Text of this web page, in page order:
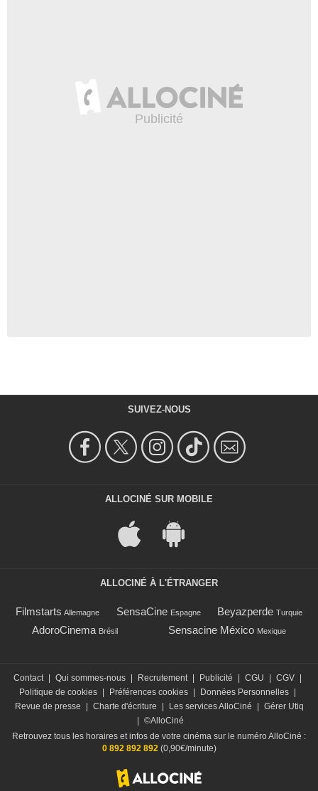
SUIVEZ-NOUS
ALLOCINÉ SUR MOBILE
ALLOCINÉ À L'ÉTRANGER
Filmstarts Allemagne SensaCine Espagne Beyazperde Turquie
AdoroCinema Brésil Sensacine México Mexique
Contact Qui sommes-nous Recrutement Publicité CGU CGV
Politique de cookies
Préférences cookies Données Personnelles
Revue de presse
Charte d'écriture Les services AlloCiné
Gérer Utiq
©AlloCiné
Retrouvez tous les horaires et infos de votre cinéma sur le numéro AlloCiné :
0 892 892 892(0,90€/minute)